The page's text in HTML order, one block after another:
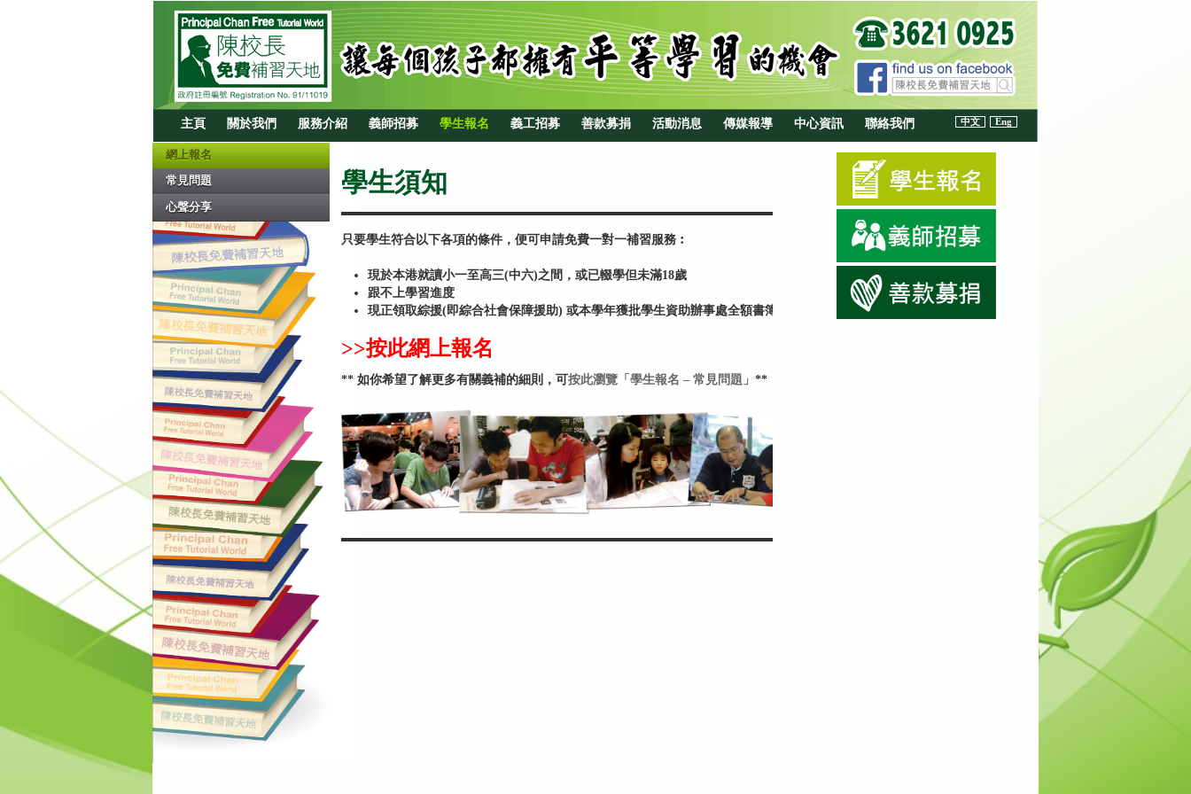
中文 Eng
主頁 關於我們 服務介紹 義師招募 學生報名 義工招募 善款募捐 活動消息 傳媒報導 中心資訊 聯絡我們
網上報名
常見問題
心聲分享
學生須知
只要學生符合以下各項的條件，便可申請免費一對一補習服務︰
現於本港就讀小一至高三(中六)之間，或已輟學但未滿18歲
跟不上學習進度
現正領取綜援(即綜合社會保障援助) 或本學年獲批學生資助辦事處全額書簿津貼
>>按此網上報名
** 如你希望了解更多有關義補的細則，可按此瀏覽「學生報名 – 常見問題」 **